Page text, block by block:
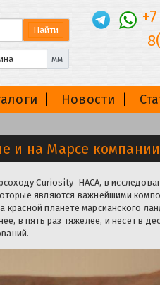
мм
Новости
и на Марсе компании
Curiosity НАСА, в
являются важнейшими
планете марсианского
в пять раз тяжелее, и несет в